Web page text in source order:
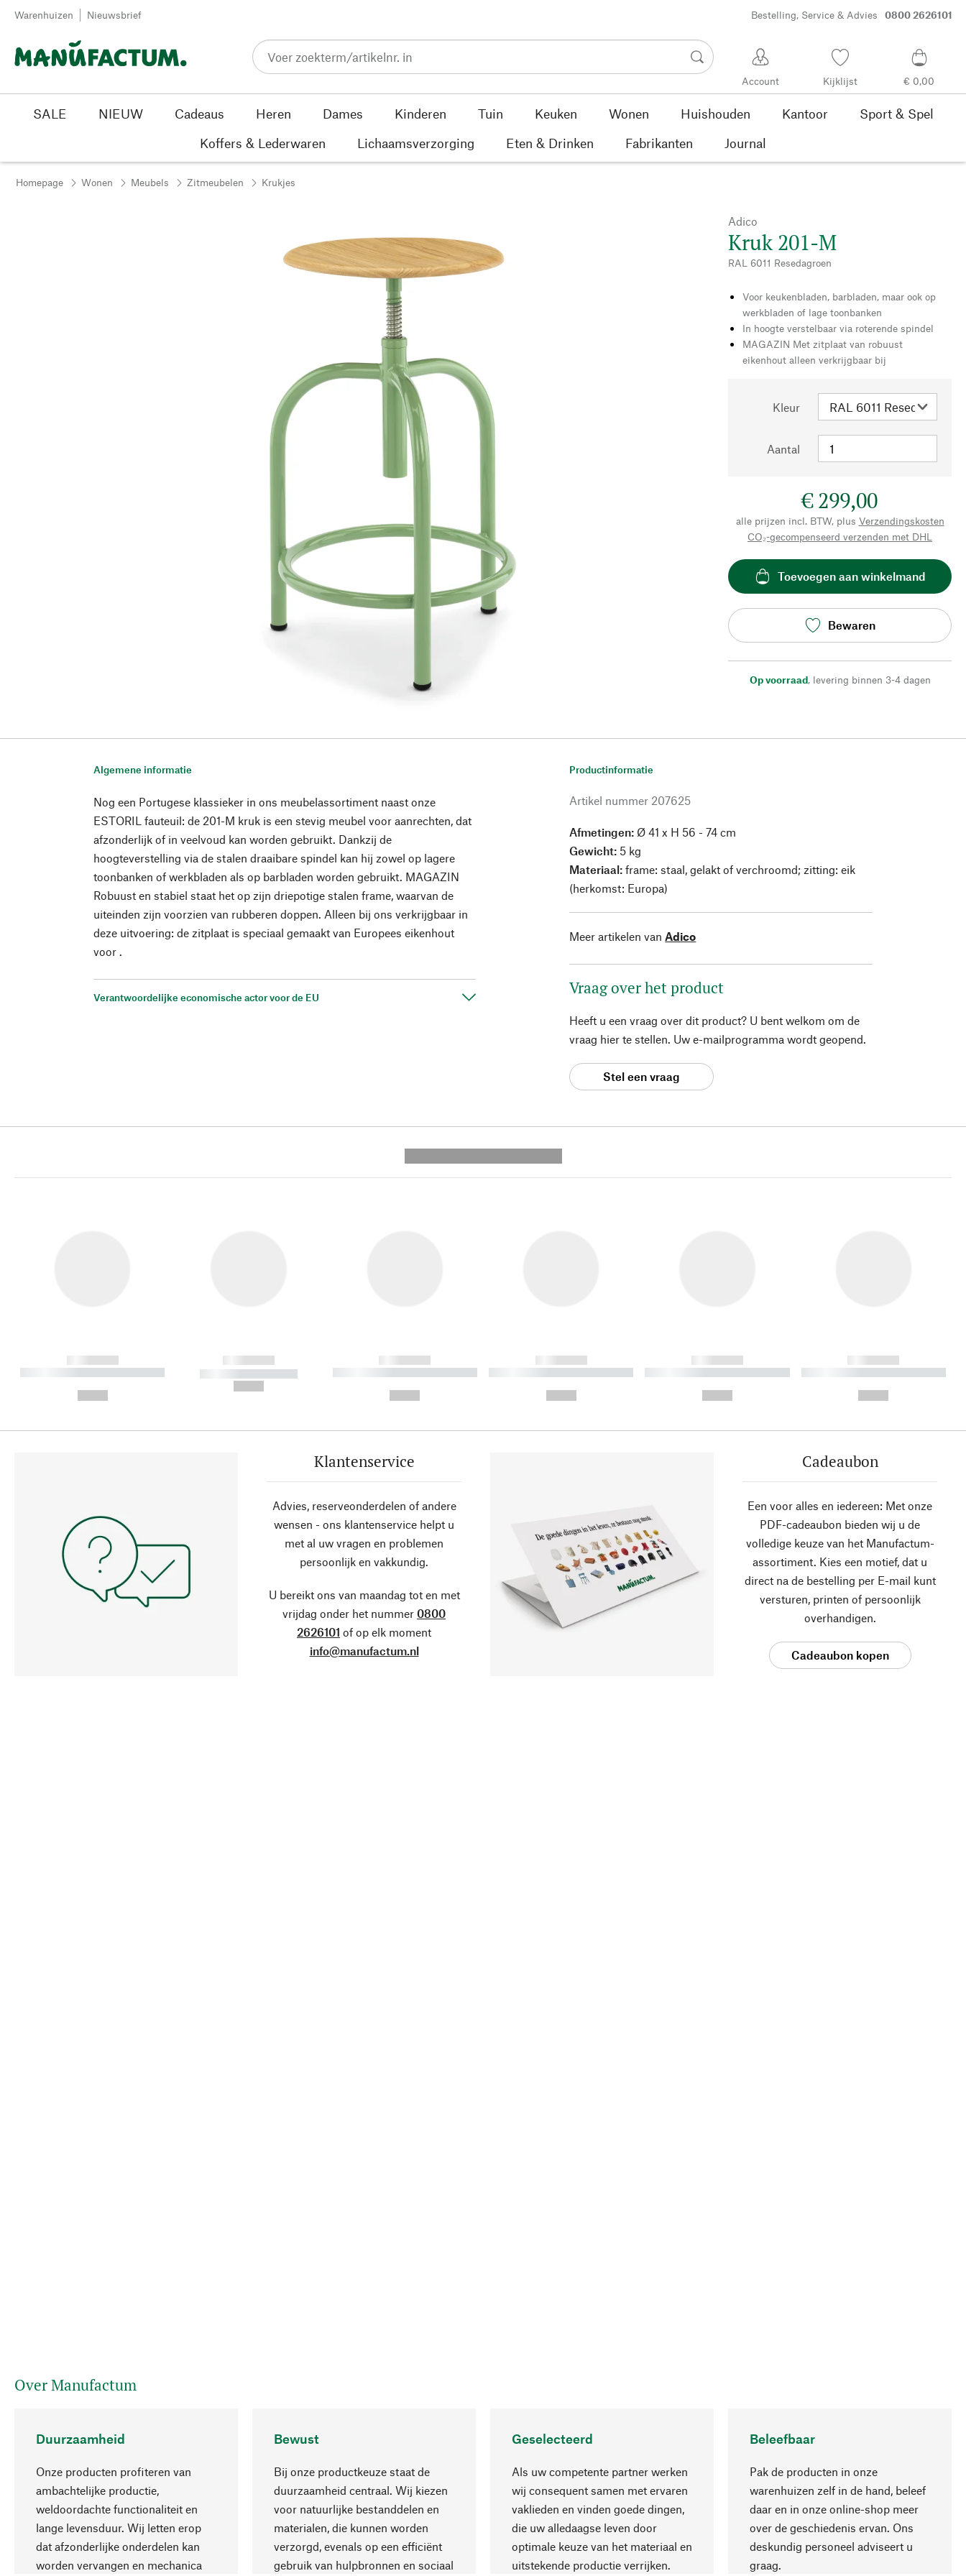
Passer au contenu
Warenhuizen Nieuwsbrief Bestelling, Service & Advies 0800 2626101
Account Kijklijst € 0,00
SALE NIEUW Cadeaus Heren Dames Kinderen Tuin Keuken Wonen Huishouden Kantoor
Sport & Spel
Koffers & Lederwaren
Lichaamsverzorging Eten & Drinken Fabrikanten Journal
Homepage Wonen Meubels Zitmeubelen Krukjes
Adico
Kruk 201-M
RAL 6011 Resedagroen
Voor keukenbladen, barbladen, maar ook op
werkbladen of lage toonbanken
In hoogte verstelbaar via roterende spindel
MAGAZIN Met zitplaat van robuust
eikenhout alleen verkrijgbaar bij
Kleur
Aantal
€ 299,00
alle prijzen incl. BTW, plus Verzendingskosten
CO₂-gecompenseerd verzenden met DHL
Toevoegen aan winkelmand
Bewaren
Op voorraad, levering binnen 3-4 dagen
Algemene informatie
Nog een Portugese klassieker in ons meubelassortiment naast onze
ESTORIL fauteuil: de 201-M kruk is een stevig meubel voor aanrechten, dat
afzonderlijk of in veelvoud kan worden gebruikt. Dankzij de
hoogteverstelling via de stalen draaibare spindel kan hij zowel op lagere
toonbanken of werkbladen als op barbladen worden gebruikt. MAGAZIN
Robuust en stabiel staat het op zijn driepotige stalen frame, waarvan de
uiteinden zijn voorzien van rubberen doppen. Alleen bij ons verkrijgbaar in
deze uitvoering: de zitplaat is speciaal gemaakt van Europees eikenhout
voor .
Verantwoordelijke economische actor voor de EU
Productinformatie
Artikel nummer 207625
Afmetingen: Ø 41 x H 56 - 74 cm
Gewicht: 5 kg
Materiaal:frame: staal, gelakt of verchroomd; zitting: eik
(herkomst: Europa)
Meer artikelen van Adico
Vraag over het product
Heeft u een vraag over dit product? U bent welkom om de
vraag hier te stellen. Uw e-mailprogramma wordt geopend.
Stel een vraag
------------
----------- ----------- ----------
------------
----------- -----------
------------
----------- ----------- ----------
------------
----------- ----------- ----------
------------
----------- ----------- ----------
------------
----------- ----------- ----------
Klantenservice
Advies, reserveonderdelen of andere
wensen - ons klantenservice helpt u
met al uw vragen en problemen
persoonlijk en vakkundig.
U bereikt ons van maandag tot en met
vrijdag onder het nummer 0800
2626101 of op elk moment
info@manufactum.nl
Cadeaubon
Een voor alles en iedereen: Met onze
PDF-cadeaubon bieden wij u de
volledige keuze van het Manufactum-
assortiment. Kies een motief, dat u
direct na de bestelling per E-mail kunt
versturen, printen of persoonlijk
overhandigen.
Cadeaubon kopen
Over Manufactum
Duurzaamheid
Onze producten profiteren van
ambachtelijke productie,
weldoordachte functionaliteit en
lange levensduur. Wij letten erop
dat afzonderlijke onderdelen kan
worden vervangen en mechanica
Bewust
Bij onze productkeuze staat de
duurzaamheid centraal. Wij kiezen
voor natuurlijke bestanddelen en
materialen, die kunnen worden
verzorgd, evenals op een efficiënt
gebruik van hulpbronnen en sociaal
Geselecteerd
Als uw competente partner werken
wij consequent samen met ervaren
vaklieden en vinden goede dingen,
die uw alledaagse leven door
optimale keuze van het materiaal en
uitstekende productie verrijken.
Beleefbaar
Pak de producten in onze
warenhuizen zelf in de hand, beleef
daar en in onze online-shop meer
over de geschiedenis ervan. Ons
deskundig personeel adviseert u
graag.
Naar boven